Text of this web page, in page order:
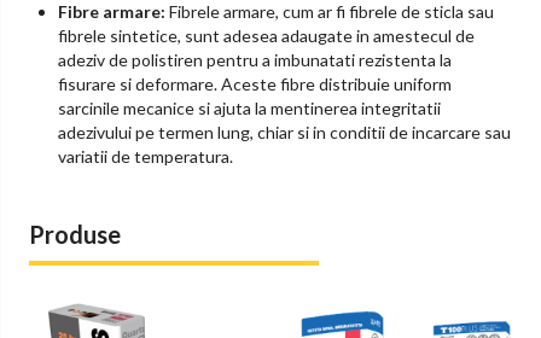
Fibre armare: Fibrele armare, cum ar fi fibrele de sticla sau
fibrele sintetice, sunt adesea adaugate in amestecul de
adeziv de polistiren pentru a imbunatati rezistenta la
fisurare si deformare. Aceste fibre distribuie uniform
sarcinile mecanice si ajuta la mentinerea integritatii
adezivului pe termen lung, chiar si in conditii de incarcare sau
variatii de temperatura.
Produse